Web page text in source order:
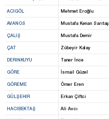
ACIGÖL Mehmet Eroğlu
AVANOS Mustafa Kenan Sarıtaş
ÇALIŞ Mustafa Demir
ÇAT Zübeyir Kalay
DERINKUYU Taner İnce
GÖRE İsmail Güzel
GÖREME Ömer Eren
GÜLŞEHIR Erkan Çiftci
HACIBEKTAŞ Ali Avcı